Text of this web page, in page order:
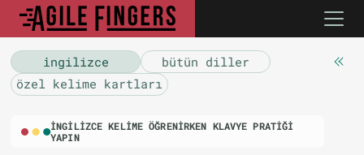
i̇ngilizce
bütün diller
özel kelime kartları
İNGILIZCE KELIME ÖĞRENIRKEN KLAVYE PRATIĞI
YAPIN